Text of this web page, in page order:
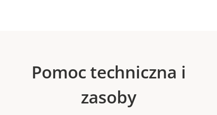
Pomoc techniczna i
zasoby